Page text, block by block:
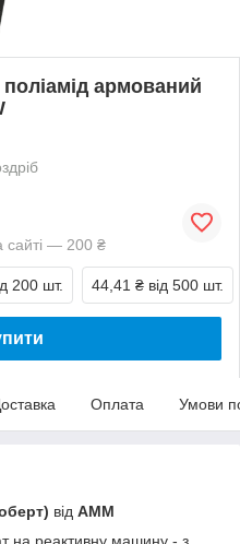
армований
сайті — 200 ₴
200 шт. 44,41 ₴ від 500 шт.
Оплата Умови
від AMM
на реактивну машину - з